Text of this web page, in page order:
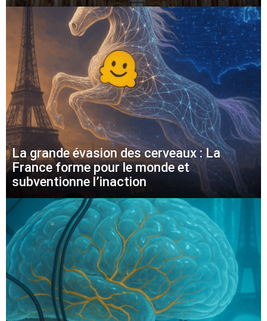
La grande évasion des cerveaux : La
France forme pour le monde et
subventionne l’inaction